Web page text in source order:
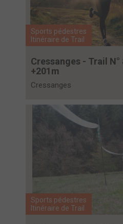
Sports pédestres
Itinéraire de Trail
Cressanges - Trail N°
+201m
Cressanges
Sports pédestres
Itinéraire de Trail